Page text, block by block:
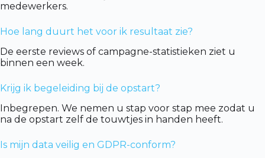
medewerkers.
Hoe lang duurt het voor ik resultaat zie?
De eerste reviews of campagne-statistieken ziet u
binnen een week.
Krijg ik begeleiding bij de opstart?
Inbegrepen. We nemen u stap voor stap mee zodat u
na de opstart zelf de touwtjes in handen heeft.
Is mijn data veilig en GDPR-conform?